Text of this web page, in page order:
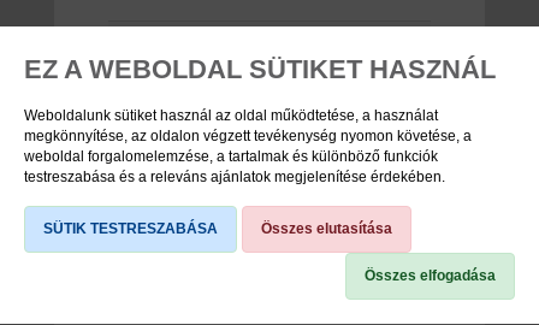
EZ A WEBOLDAL SÜTIKET HASZNÁL
Weboldalunk sütiket használ az oldal működtetése, a használat
megkönnyítése, az oldalon végzett tevékenység nyomon követése, a
weboldal forgalomelemzése, a tartalmak és különböző funkciók
testreszabása és a releváns ajánlatok megjelenítése érdekében.
SÜTIK TESTRESZABÁSA Összes elutasítása
Összes elfogadása
TERMÉK LEÍRÁS